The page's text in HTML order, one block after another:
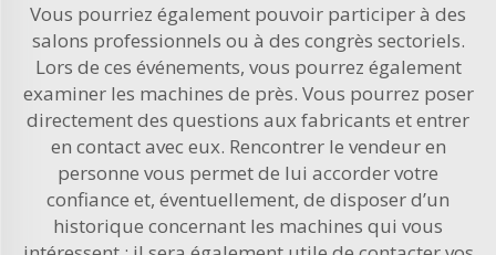
Vous pourriez également pouvoir participer à des
salons professionnels ou à des congrès sectoriels.
Lors de ces événements, vous pourrez également
examiner les machines de près. Vous pourrez poser
directement des questions aux fabricants et entrer
en contact avec eux. Rencontrer le vendeur en
personne vous permet de lui accorder votre
confiance et, éventuellement, de disposer d’un
historique concernant les machines qui vous